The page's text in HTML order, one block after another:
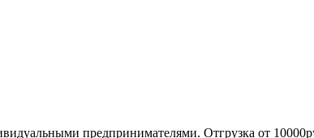
предпринимателями. Отгрузка от